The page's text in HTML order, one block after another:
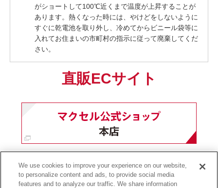
がショートして100℃近くまで温度が上昇することが
あります。熱くなった時には、やけどをしないように
すぐに乾電池を取り外し、冷めてからビニール袋等に
入れてお住まいの市町村の指示に従って廃棄してくだ
さい。
直販ECサイト
前ページへ戻る
We use cookies to improve your experience on our website,
to personalize content and ads, to provide social media
features and to analyze our traffic. We share information